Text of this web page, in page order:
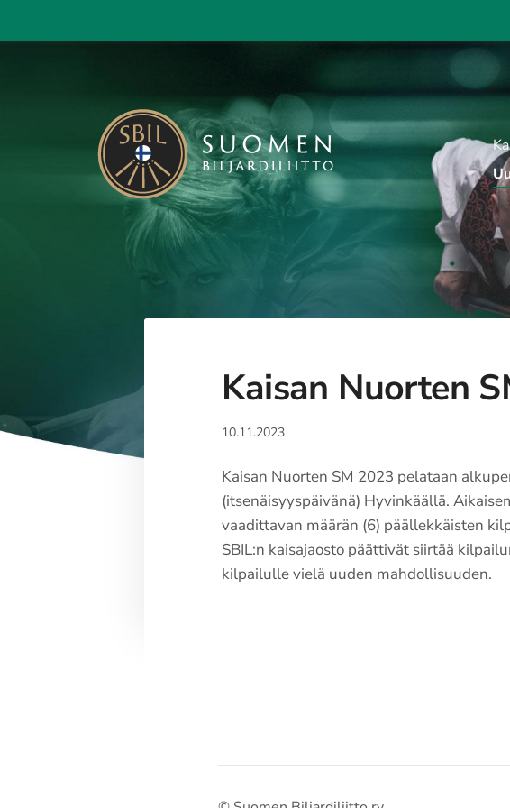
sivun
KAISA - Suomen Biljardiliitto ry
Kaisan Nuorten
10.11.2023
Kaisan Nuorten SM 2023 pelataan
(itsenäisyyspäivänä) Hyvinkäällä.
vaadittavan määrän (6) päällekkäisten
SBIL:n kaisajaosto päättivät siirtää
kilpailulle vielä uuden mahdollisuuden.